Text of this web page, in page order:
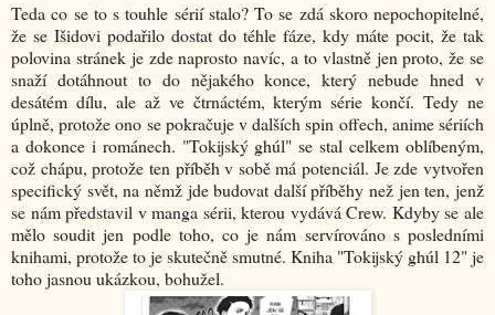
Teda co se to s touhle sérií stalo? To se zdá skoro nepochopitelné,
že se Išidovi podařilo dostat do téhle fáze, kdy máte pocit, že tak
polovina stránek je zde naprosto navíc, a to vlastně jen proto, že se
snaží dotáhnout to do nějakého konce, který nebude hned v
desátém dílu, ale až ve čtrnáctém, kterým série končí. Tedy ne
úplně, protože ono se pokračuje v dalších spin offech, anime sériích
a dokonce i románech. "Tokijský ghúl" se stal celkem oblíbeným,
což chápu, protože ten příběh v sobě má potenciál. Je zde vytvořen
specifický svět, na němž jde budovat další příběhy než jen ten, jenž
se nám představil v manga sérii, kterou vydává Crew. Kdyby se ale
mělo soudit jen podle toho, co je nám servírováno s posledními
knihami, protože to je skutečně smutné. Kniha "Tokijský ghúl 12" je
toho jasnou ukázkou, bohužel.